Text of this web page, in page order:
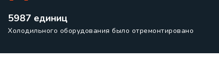
5987 единиц
Холодильного оборудования было отремонтировано